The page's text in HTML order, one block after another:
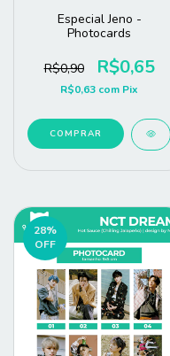
Especial Jeno -
Photocards
R$0,90 R$0,65
R$0,63 com Pix
COMPRAR
28%
OFF